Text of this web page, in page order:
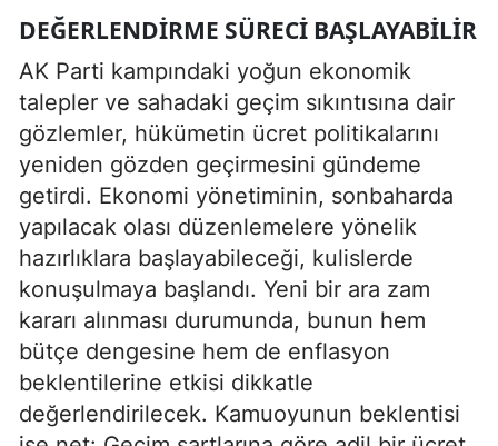
DEĞERLENDIRME SÜRECI BAŞLAYABILIR
AK Parti kampındaki yoğun ekonomik
talepler ve sahadaki geçim sıkıntısına dair
gözlemler, hükümetin ücret politikalarını
yeniden gözden geçirmesini gündeme
getirdi. Ekonomi yönetiminin, sonbaharda
yapılacak olası düzenlemelere yönelik
hazırlıklara başlayabileceği, kulislerde
konuşulmaya başlandı. Yeni bir ara zam
kararı alınması durumunda, bunun hem
bütçe dengesine hem de enflasyon
beklentilerine etkisi dikkatle
değerlendirilecek. Kamuoyunun beklentisi